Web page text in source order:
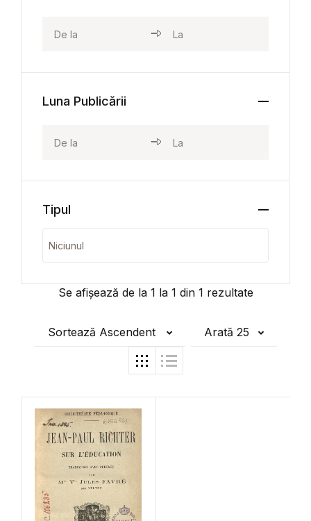
Se afișează de la 1 la 1 din 1 rezultate
Sortează Ascendent Arată 25
Luna Publicării
Tipul